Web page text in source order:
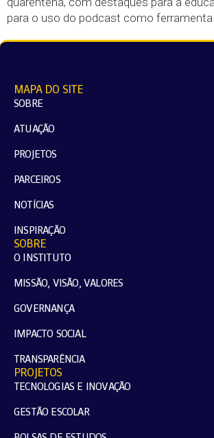
para o uso do podcast como ferramenta
MAPA DO SITE
SOBRE
ATUAÇÃO
PROJETOS
PARCEIROS
NOTÍCIAS
INSPIRAÇÃO
SOBRE
O INSTITUTO
MISSÃO, VISÃO, VALORES
GOVERNANÇA
IMPACTO SOCIAL
TRANSPARÊNCIA
PROJETOS
TECNOLOGIAS E INOVAÇÃO
GESTÃO ESCOLAR